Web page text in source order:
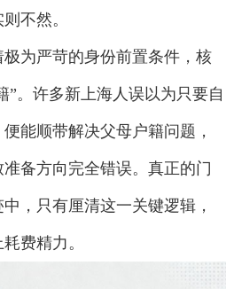
不然。
为严苛的身份前置条件，核
”。许多新上海人误以为只要自
能顺带解决父母户籍问题，
备方向完全错误。真正的门
，只有厘清这一关键逻辑，
费精力。